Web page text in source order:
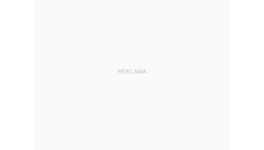
REKLAMA